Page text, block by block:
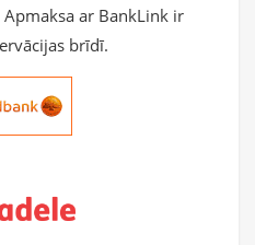
ar BankLink ir
brīdī.